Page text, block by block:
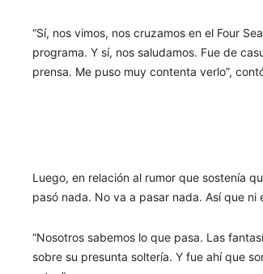
“Sí, nos vimos, nos cruzamos en el Four
programa. Y sí, nos saludamos. Fue de
prensa. Me puso muy contenta verlo”,
Luego, en relación al rumor que sostenía
pasó nada. No va a pasar nada. Así que ni
“Nosotros sabemos lo que pasa. Las
sobre su presunta soltería. Y fue ahí que